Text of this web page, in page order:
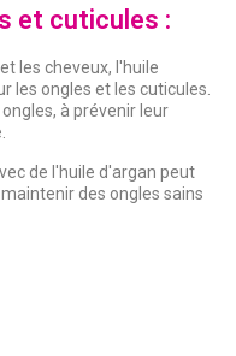
et cuticules :
les cheveux, l'huile
les ongles et les cuticules.
à prévenir leur
de l'huile d'argan peut
des ongles sains